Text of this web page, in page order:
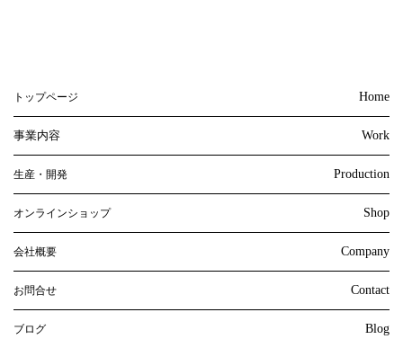
トップページ Home
事業内容 Work
生産・開発 Production
オンラインショップ Shop
会社概要 Company
お問合せ Contact
ブログ Blog